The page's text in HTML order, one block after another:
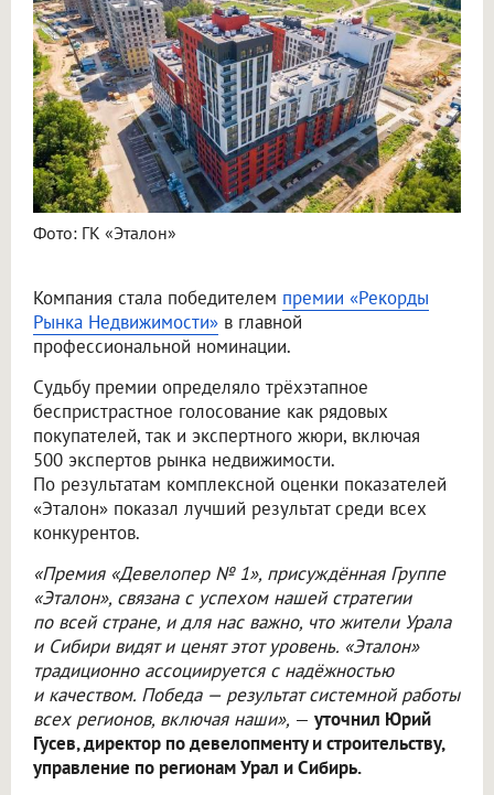
Фото: ГК «Эталон»
Компания стала победителем премии «Рекорды
Рынка Недвижимости» в главной
профессиональной номинации.
Судьбу премии определяло трёхэтапное
беспристрастное голосование как рядовых
покупателей, так и экспертного жюри, включая
500 экспертов рынка недвижимости.
По результатам комплексной оценки показателей
«Эталон» показал лучший результат среди всех
конкурентов.
«Премия «Девелопер № 1», присуждённая Группе
«Эталон», связана с успехом нашей стратегии
по всей стране, и для нас важно, что жители Урала
и Сибири видят и ценят этот уровень. «Эталон»
традиционно ассоциируется с надёжностью
и качеством. Победа — результат системной работы
всех регионов, включая наши», — уточнил Юрий
Гусев, директор по девелопменту и строительству,
управление по регионам Урал и Сибирь.